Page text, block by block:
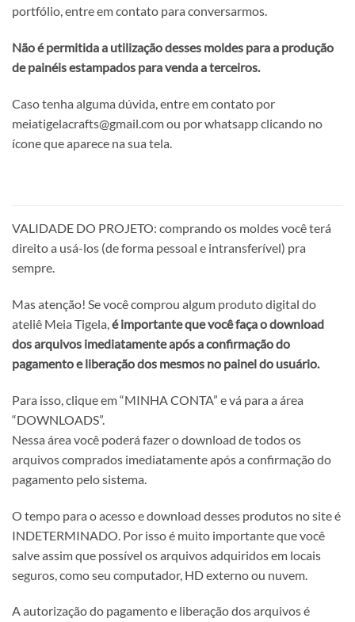
portfólio, entre em contato para conversarmos.
Não é permitida a utilização desses moldes para a produção
de painéis estampados para venda a terceiros.
Caso tenha alguma dúvida, entre em contato por
meiatigelacrafts@gmail.com ou por whatsapp clicando no
ícone que aparece na sua tela.
VALIDADE DO PROJETO: comprando os moldes você terá
direito a usá-los (de forma pessoal e intransferível) pra
sempre.
Mas atenção! Se você comprou algum produto digital do
ateliê Meia Tigela,é importante que você faça o download
dos arquivos imediatamente após a confirmação do
pagamento e liberação dos mesmos no painel do usuário.
Para isso, clique em “MINHA CONTA” e vá para a área
“DOWNLOADS”.
Nessa área você poderá fazer o download de todos os
arquivos comprados imediatamente após a confirmação do
pagamento pelo sistema.
O tempo para o acesso e download desses produtos no site é
INDETERMINADO. Por isso é muito importante que você
salve assim que possível os arquivos adquiridos em locais
seguros, como seu computador, HD externo ou nuvem.
A autorização do pagamento e liberação dos arquivos é